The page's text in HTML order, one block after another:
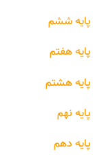
پایه ششم
پایه هفتم
پایه هشتم
پایه نهم
پایه دهم